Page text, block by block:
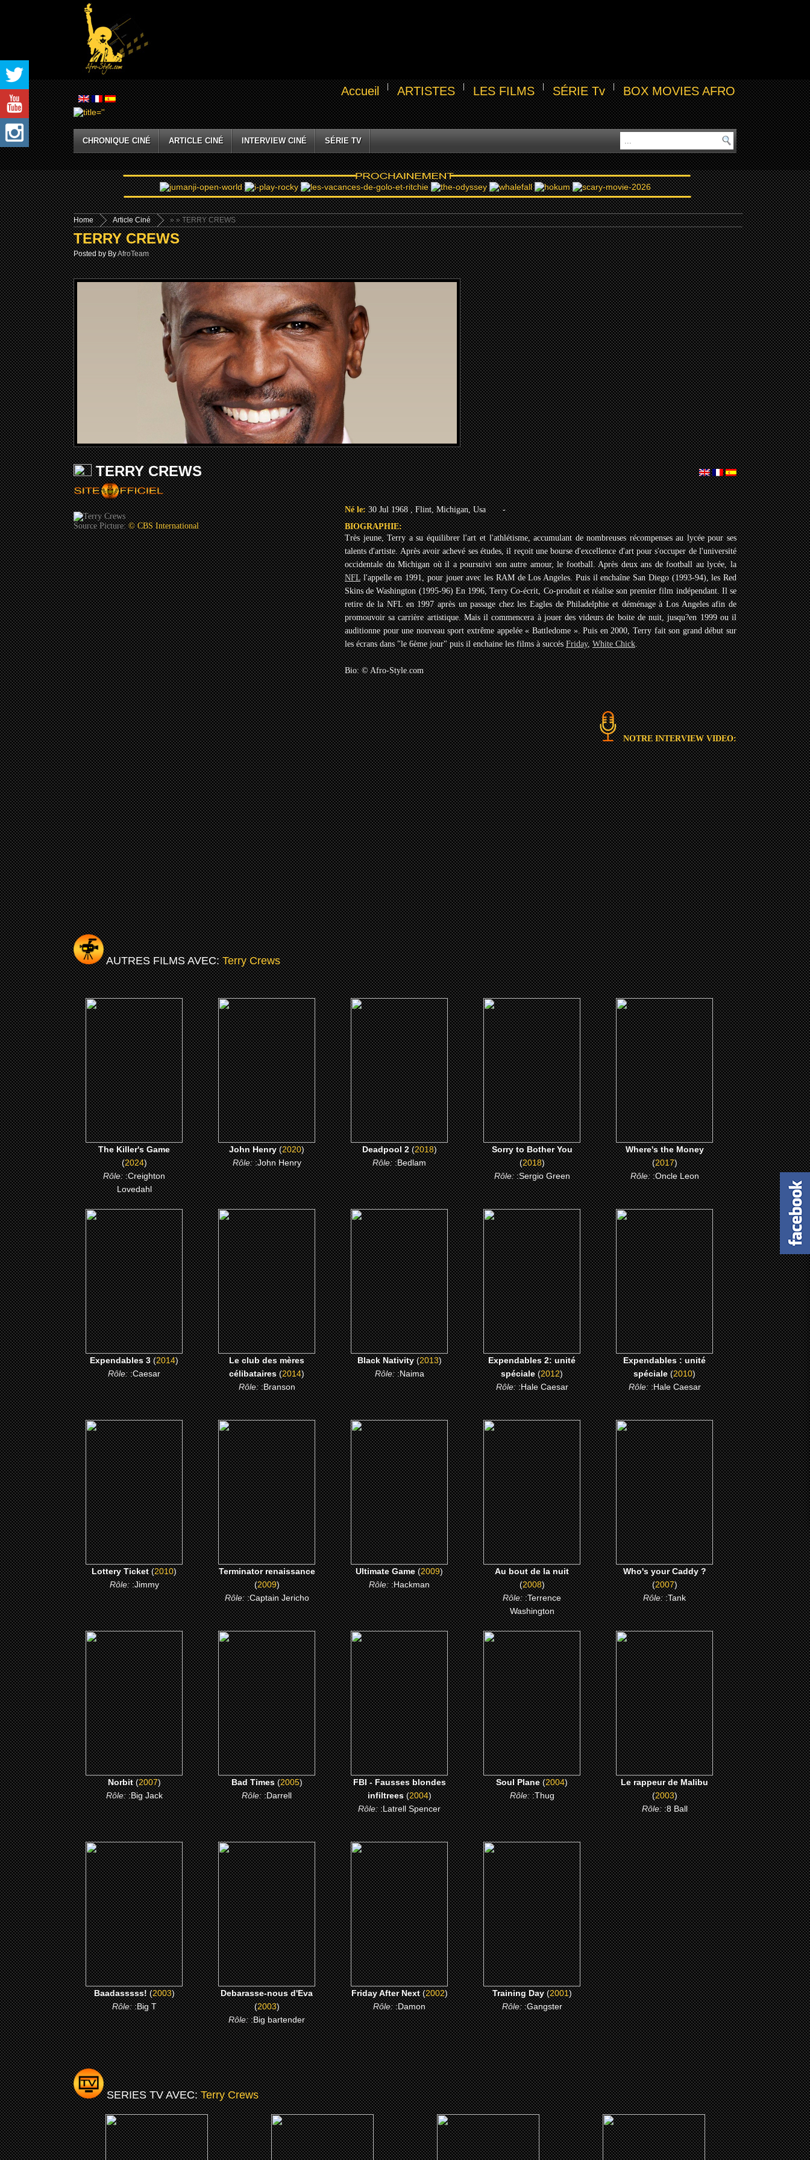
Accueil ARTISTES LES FILMS SÉRIE Tv BOX MOVIES AFRO
CHRONIQUE CINÉ ARTICLE CINÉ INTERVIEW CINÉ SÉRIE TV
Home »
Article Ciné » TERRY CREWS
TERRY CREWS
Posted by ByAfroTeam
TERRY CREWS
Source Picture:© CBS International
Né le:30 Jul 1968 , Flint, Michigan, Usa
-
BIOGRAPHIE:
Très jeune, Terry a su équilibrer l'art et l'athlétisme, accumulant de nombreuses récompenses au lycée pour ses
talents d'artiste. Après avoir achevé ses études, il reçoit une bourse d'excellence d'art pour s'occuper de l'université
occidentale du Michigan où il a poursuivi son autre amour, le football. Après deux ans de football au lycée, la
NFLl'appelle en 1991, pour jouer avec les RAM de Los Angeles. Puis il enchaîne San Diego (1993-94), les Red
Skins de Washington (1995-96) En 1996, Terry Co-écrit, Co-produit et réalise son premier film indépendant. Il se
retire de la NFL en 1997 après un passage chez les Eagles de Philadelphie et déménage à Los Angeles afin de
promouvoir sa carrière artistique. Mais il commencera à jouer des videurs de boite de nuit, jusqu?en 1999 ou il
auditionne pour une nouveau sport extrême appelée « Battledome ». Puis en 2000, Terry fait son grand début sur
les écrans dans "le 6ème jour" puis il enchaine les films à succésFriday,White Chick.
Bio: © Afro-Style.com
NOTRE INTERVIEW VIDEO:
AUTRES FILMS AVEC:Terry Crews
(2024)
The Killer's Game
CLICK ME
The Killer's Game
(2024)
Rôle::Creighton
Lovedahl
(2020)
John Henry
CLICK ME
John Henry(2020)
Rôle::John Henry
(2018)
Deadpool 2
CLICK ME
Deadpool 2(2018)
Rôle::Bedlam
(2018)
Sorry to Bother You
CLICK ME
Sorry to Bother You
(2018)
Rôle::Sergio Green
(2017)
Where's the Money
CLICK ME
Where's the Money
(2017)
Rôle::Oncle Leon
(2014)
Expendables 3
CLICK ME
Expendables 3(2014)
Rôle::Caesar
(2014)
Le club des mères
célibataires
CLICK ME
Le club des mères
célibataires(2014)
Rôle::Branson
(2013)
Black Nativity
CLICK ME
Black Nativity(2013)
Rôle::Naima
(2012)
Expendables 2: unité
spéciale
CLICK ME
Expendables 2: unité
spéciale(2012)
Rôle::Hale Caesar
(2010)
Expendables : unité
spéciale
CLICK ME
Expendables : unité
spéciale(2010)
Rôle::Hale Caesar
(2010)
Lottery Ticket
CLICK ME
Lottery Ticket(2010)
Rôle::Jimmy
(2009)
Terminator renaissance
CLICK ME
Terminator renaissance
(2009)
Rôle::Captain Jericho
(2009)
Ultimate Game
CLICK ME
Ultimate Game(2009)
Rôle::Hackman
(2008)
Au bout de la nuit
CLICK ME
Au bout de la nuit
(2008)
Rôle::Terrence
Washington
(2007)
Who's your Caddy ?
CLICK ME
Who's your Caddy ?
(2007)
Rôle::Tank
(2007)
Norbit
CLICK ME
Norbit(2007)
Rôle::Big Jack
(2005)
Bad Times
CLICK ME
Bad Times(2005)
Rôle::Darrell
(2004)
FBI - Fausses blondes
infiltrees
CLICK ME
FBI - Fausses blondes
infiltrees(2004)
Rôle::Latrell Spencer
(2004)
Soul Plane
CLICK ME
Soul Plane(2004)
Rôle::Thug
(2003)
Le rappeur de Malibu
CLICK ME
Le rappeur de Malibu
(2003)
Rôle::8 Ball
(2003)
Baadasssss!
CLICK ME
Baadasssss!(2003)
Rôle::Big T
(2003)
Debarasse-nous d'Eva
CLICK ME
Debarasse-nous d'Eva
(2003)
Rôle::Big bartender
(2002)
Friday After Next
CLICK ME
Friday After Next(2002)
Rôle::Damon
(2001)
Training Day
CLICK ME
Training Day(2001)
Rôle::Gangster
SERIES TV AVEC:Terry Crews